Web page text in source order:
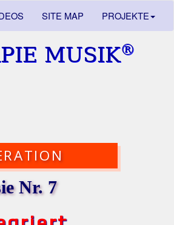
SITE MAP PROJEKTE
MUSIK®
Nr. 7